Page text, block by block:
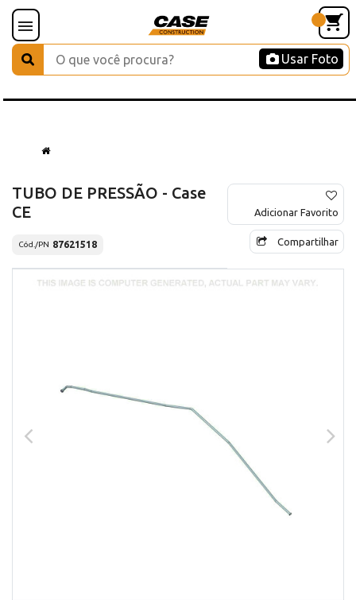
Usar Foto
TUBO DE PRESSÃO - Case
CE
Cód./PN 87621518
Adicionar Favorito
Compartilhar